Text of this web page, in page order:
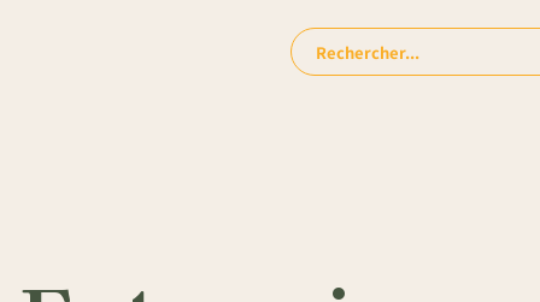
Rechercher: